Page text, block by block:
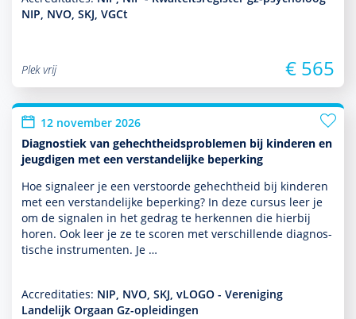
NIP, NVO, SKJ, VGCt
Plek vrij € 565
12 november 2026
Diagnostiek van gehechtheidsproblemen bij kinderen en
jeugdigen met een verstandelijke beperking
Hoe signaleer je een verstoorde gehechtheid bij kin­de­ren
met een ver­stande­lijke beper­king? In deze cursus leer je
om de signalen in het gedrag te herkennen die hierbij
horen. Ook leer je ze te scoren met ver­schil­lende diag­nos­
tische instru­men­ten. Je …
Accreditaties: NIP, NVO, SKJ, vLOGO - Vereniging
Landelijk Orgaan Gz-opleidingen